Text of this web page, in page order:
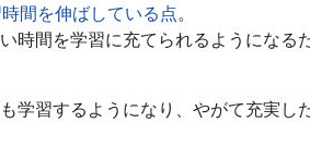
間を伸ばしている点。
間を学習に充てられるようになる
習するようになり、やがて充実し